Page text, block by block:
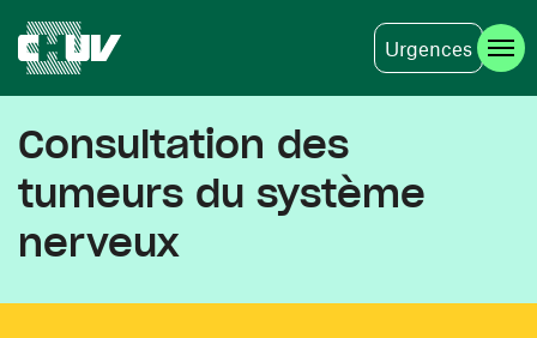
Urgences
Consultation des
tumeurs du système
nerveux